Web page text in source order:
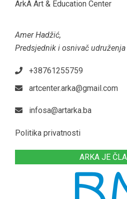
ArkA Art & Education Center
Amer Hadžić,
Predsjednik i osnivač udruženja
+38761255759
artcenter.arka@gmail.com
infosa@artarka.ba
Politika privatnosti
ARKA JE